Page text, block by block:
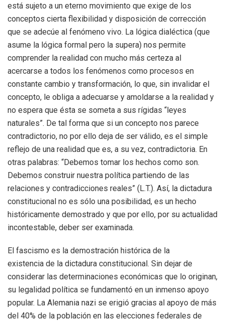
está sujeto a un eterno movimiento que exige de los
conceptos cierta flexibilidad y disposición de corrección
que se adecúe al fenómeno vivo. La lógica dialéctica (que
asume la lógica formal pero la supera) nos permite
comprender la realidad con mucho más certeza al
acercarse a todos los fenómenos como procesos en
constante cambio y transformación, lo que, sin invalidar el
concepto, le obliga a adecuarse y amoldarse a la realidad y
no espera que ésta se someta a sus rígidas “leyes
naturales”. De tal forma que si un concepto nos parece
contradictorio, no por ello deja de ser válido, es el simple
reflejo de una realidad que es, a su vez, contradictoria. En
otras palabras: “Debemos tomar los hechos como son.
Debemos construir nuestra política partiendo de las
relaciones y contradicciones reales” (L.T.). Así, la dictadura
constitucional no es sólo una posibilidad, es un hecho
históricamente demostrado y que por ello, por su actualidad
incontestable, deber ser examinada.
El fascismo es la demostración histórica de la
existencia de la dictadura constitucional. Sin dejar de
considerar las determinaciones económicas que lo originan,
su legalidad política se fundamentó en un inmenso apoyo
popular. La Alemania nazi se erigió gracias al apoyo de más
del 40% de la población en las elecciones federales de